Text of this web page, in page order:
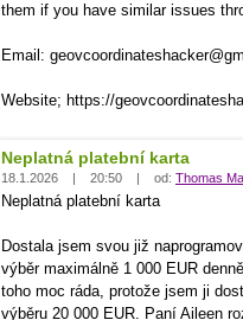
them if you have similar issues
Email:
Website; https://
Neplatná platební karta
18.1.2026 | 20:50 | od: Thomas
Neplatná platební karta
Dostala jsem svou již
výběr maximálně 1 000 EUR
toho moc ráda, protože jsem ji
výběru 20 000 EUR. Paní Aileen